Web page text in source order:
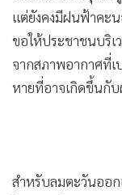
Green Innovation
• Management &
• MGR Live
• Infographic
• ต่างประเทศ
แต่ยังคงมีฝนฟ้าคะ
ขอให้ประชาชนบริ
จากสภาพอากาศที่เ
หายที่อาจเกิดขึ้นกับ
สำหรับลมตะวันออ